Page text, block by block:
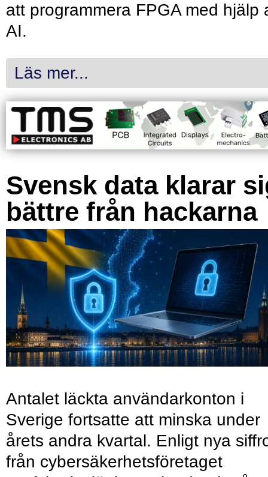
att programmera FPGA med hjälp
AI.
Läs mer...
Svensk data klarar
bättre från hackarna
Antalet läckta användarkonton i
Sverige fortsatte att minska under
årets andra kvartal. Enligt nya
från cybersäkerhetsföretaget